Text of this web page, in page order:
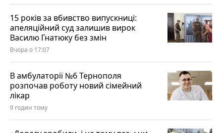
15 років за вбивство випускниці:
апеляційний суд залишив вирок
Василю Гнатюку без змін
Вчора о 17:07
В амбулаторії №6 Тернополя
розпочав роботу новий сімейний
лікар
9 годин тому